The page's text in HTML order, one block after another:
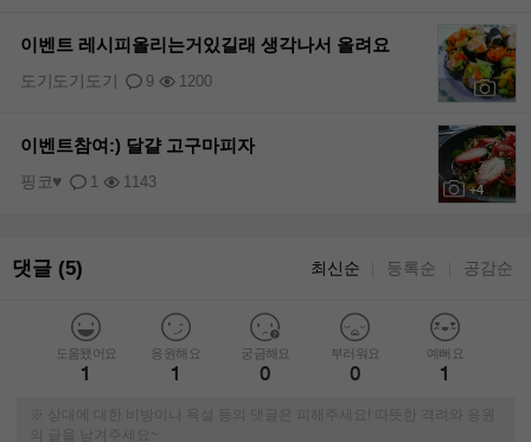
이벤트 레시피올리는거있길래 생각나서 올려요
9 1200
도기도기도기
+4
이벤트참여:) 달걀 고구마피자
1 1143
핑코♥
댓글 (5) 최신순 등록순 공감순
도움됐어요
1
응원해요
1
궁금해요
0
부러워요
0
예뻐요
1
※ 상대에 대한 비방이나 욕설 등의 댓글은 피해주세요! 따뜻한 격려와 응원